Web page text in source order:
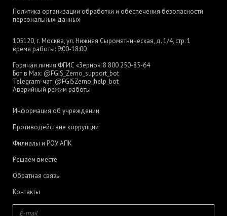
Политика организации обработки и обеспечения безопасности
персональных данных
105120, г. Москва, ул. Нижняя Сыромятническая, д. 1/4, стр. 1
время работы: 9:00-18:00
Горячая линия ФГИС «Зерно»: 8 800 250-85-64
Бот в Max: @FGIS_Zerno_support_bot
Telegram-чат: @FGISZerno_help_bot
Аварийный режим работы
Информация об учреждении
Противодействие коррупции
Филиалы и РОУ АПК
Решаем вместе
Обратная связь
Контакты